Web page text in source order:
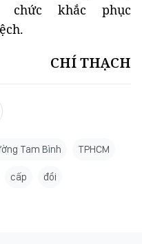
khắc phục
CHÍ THẠCH
Tam Bình TPHCM
cấp đổi